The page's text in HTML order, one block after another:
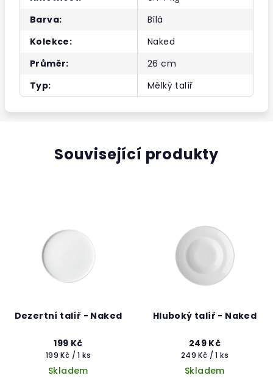
Barva:
Bílá
Kolekce:
Naked
Průměr:
26 cm
Typ: Mělký talíř
Související produkty
Dezertní talíř - Naked
199 Kč
Měrná
cena:
199 Kč / 1 ks
Skladem
Hluboký talíř - Naked
249 Kč
Měrná
cena:
249 Kč / 1 ks
Skladem